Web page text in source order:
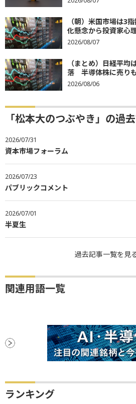
（朝）米国市場は3
化懸念から投資家心
2026/08/07
（まとめ）日経平
落 半導体株に売り
2026/08/06
「松本大のつぶやき」の過
2026/07/31
資本市場フォーラム
2026/07/23
パブリックコメント
2026/07/01
半夏生
過去記事一覧を見
関連用語一覧
ランキング